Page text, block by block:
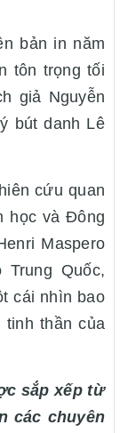
bản in năm
tôn trọng tối
giả Nguyễn
bút danh Lê
cứu quan
học và Đông
Maspero
Quốc,
cái nhìn bao
thần của
sắp xếp từ
các chuyên